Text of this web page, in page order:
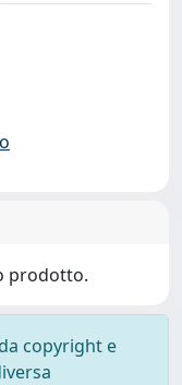
prodotto.
copyright e